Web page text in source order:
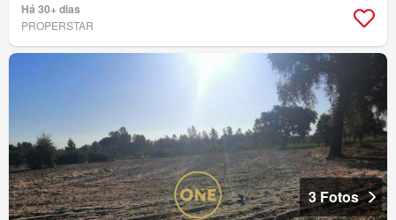
Há 30+ dias
PROPERSTAR
3 Fotos